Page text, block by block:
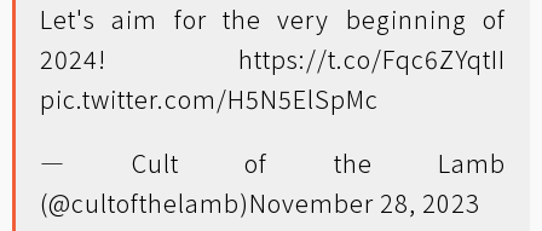
Let's aim for the very beginning of
2024! https://t.co/Fqc6ZYqtII
pic.twitter.com/H5N5ElSpMc
— Cult of the Lamb
(@cultofthelamb)November 28, 2023